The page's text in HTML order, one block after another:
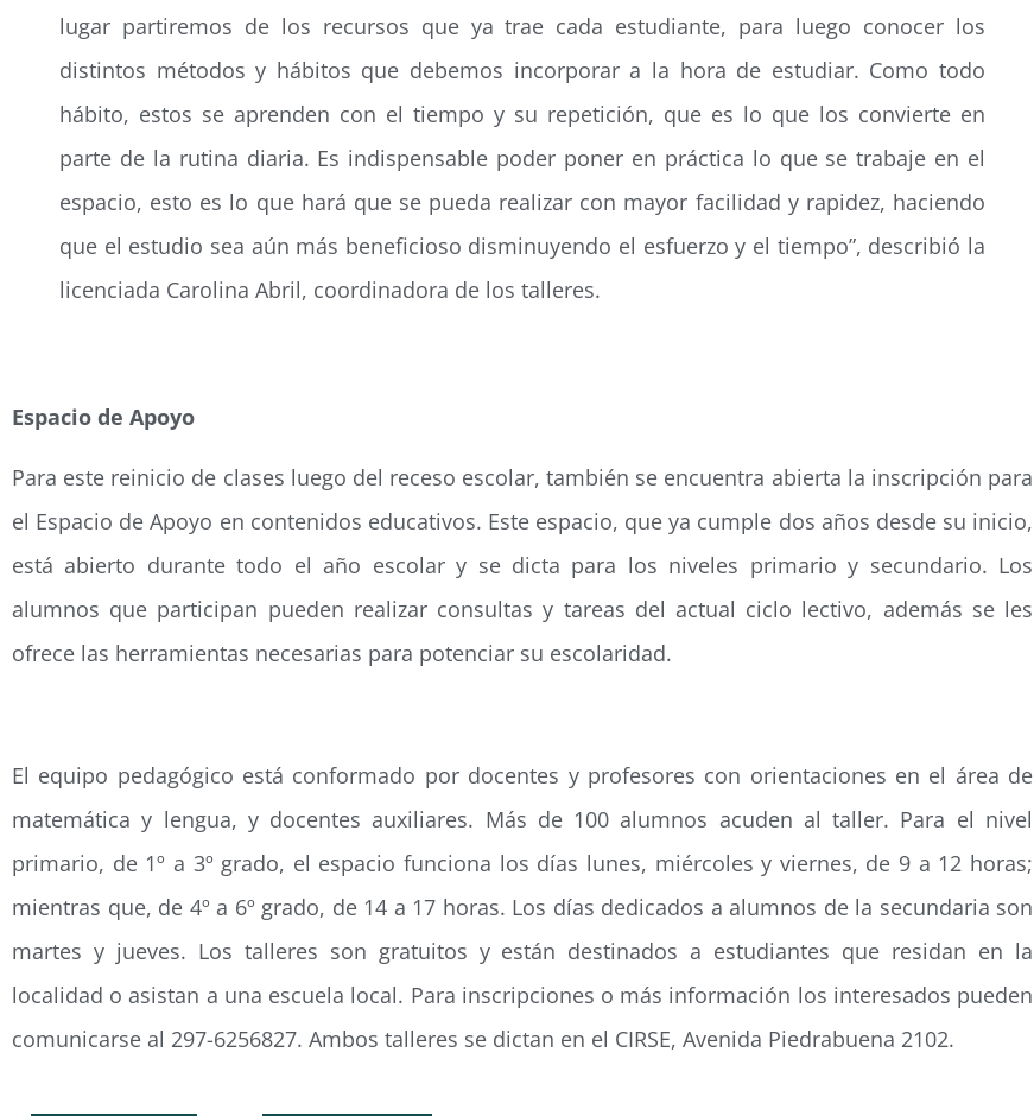
lugar partiremos de los recursos que ya trae cada estudiante, para luego conocer los
distintos métodos y hábitos que debemos incorporar a la hora de estudiar. Como todo
hábito, estos se aprenden con el tiempo y su repetición, que es lo que los convierte en
parte de la rutina diaria. Es indispensable poder poner en práctica lo que se trabaje en el
espacio, esto es lo que hará que se pueda realizar con mayor facilidad y rapidez, haciendo
que el estudio sea aún más beneficioso disminuyendo el esfuerzo y el tiempo”, describió la
licenciada Carolina Abril, coordinadora de los talleres.
Espacio de Apoyo
Para este reinicio de clases luego del receso escolar, también se encuentra abierta la inscripción para
el Espacio de Apoyo en contenidos educativos. Este espacio, que ya cumple dos años desde su inicio,
está abierto durante todo el año escolar y se dicta para los niveles primario y secundario. Los
alumnos que participan pueden realizar consultas y tareas del actual ciclo lectivo, además se les
ofrece las herramientas necesarias para potenciar su escolaridad.
El equipo pedagógico está conformado por docentes y profesores con orientaciones en el área de
matemática y lengua, y docentes auxiliares. Más de 100 alumnos acuden al taller. Para el nivel
primario, de 1º a 3º grado, el espacio funciona los días lunes, miércoles y viernes, de 9 a 12 horas;
mientras que, de 4º a 6º grado, de 14 a 17 horas. Los días dedicados a alumnos de la secundaria son
martes y jueves. Los talleres son gratuitos y están destinados a estudiantes que residan en la
localidad o asistan a una escuela local. Para inscripciones o más información los interesados pueden
comunicarse al 297-6256827. Ambos talleres se dictan en el CIRSE, Avenida Piedrabuena 2102.